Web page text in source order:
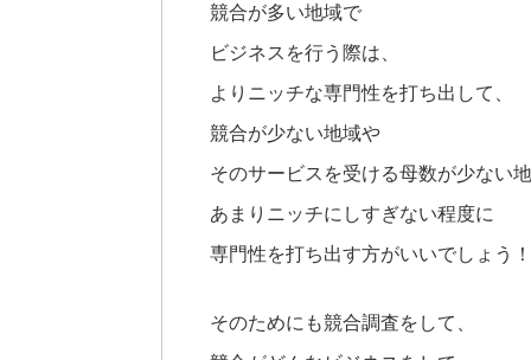
競合が多い地域で
ビジネスを行う際は、
よりニッチな専門性を打ち出して、
競合が少ない地域や
そのサービスを受ける母数が少ない地
あまりニッチにしすぎない程度に
専門性を打ち出す方がいいでしょう！
そのためにも競合調査をして、